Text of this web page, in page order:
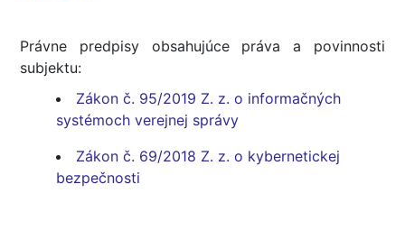
Právne predpisy obsahujúce práva a povinnosti
subjektu:
Zákon č. 95/2019 Z. z. o informačných
systémoch verejnej správy
Zákon č. 69/2018 Z. z. o kybernetickej
bezpečnosti